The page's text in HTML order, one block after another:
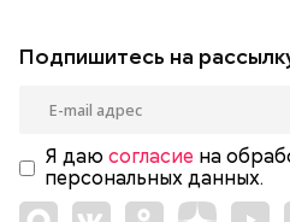
Подпишитесь на
Я даю согласие на
персональных данных.